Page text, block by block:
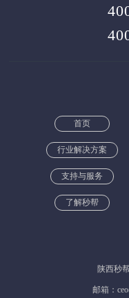
首页
行业解决方案
支持与服务
了解秒帮
陕西秒
邮箱：